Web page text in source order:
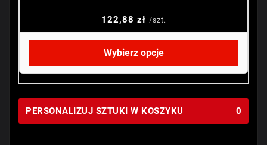
122,88 zł /szt.
Wybierz opcje
PERSONALIZUJ SZTUKI W KOSZYKU 0